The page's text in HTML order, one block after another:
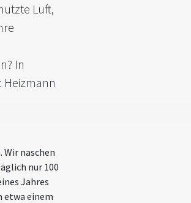
Luft,
In
Heizmann
Wir naschen
nur 100
Jahres
etwa einem